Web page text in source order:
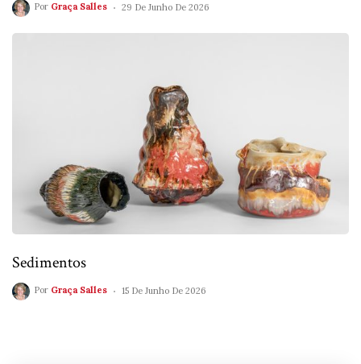
Por Graça Salles 29 De Junho De 2026
Sedimentos
Por Graça Salles 15 De Junho De 2026